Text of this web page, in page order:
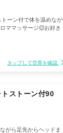
ーン付で体を温めなが
ママッサージ😌お好き
タップして空席を確認
トストーン付90
がら足先からヘッドま